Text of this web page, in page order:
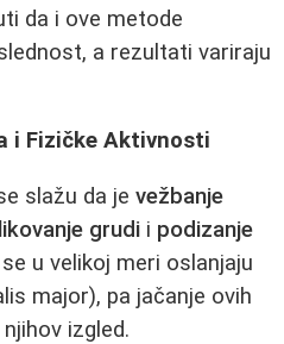
da i ove metode
a rezultati variraju
i Fizičke Aktivnosti
slažu da je vežbanje
grudi i podizanje
u velikoj meri oslanjaju
major), pa jačanje ovih
izgled.